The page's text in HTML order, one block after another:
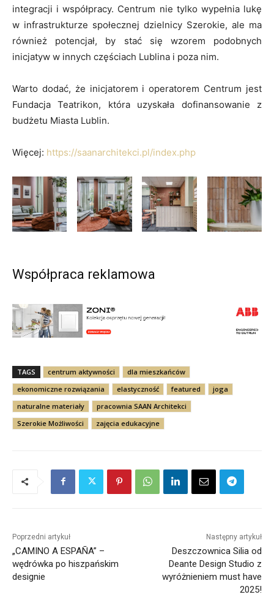
integracji i współpracy. Centrum nie tylko wypełnia lukę
w infrastrukturze społecznej dzielnicy Szerokie, ale ma
również potencjał, by stać się wzorem podobnych
inicjatyw w innych częściach Lublina i poza nim.
Warto dodać, że inicjatorem i operatorem Centrum jest
Fundacja Teatrikon, która uzyskała dofinansowanie z
budżetu Miasta Lublin.
Więcej: https://saanarchitekci.pl/index.php
Współpraca reklamowa
TAGS centrum aktywności
dla mieszkańców
ekonomiczne rozwiązania
elastyczność featured
joga
naturalne materiały
pracownia SAAN Architekci
Szerokie Możliwości
zajęcia edukacyjne
Poprzedni artykuł
„CAMINO A ESPAÑA” –
wędrówka po hiszpańskim
designie
Następny artykuł
Deszczownica Silia od
Deante Design Studio z
wyróżnieniem must have
2025!